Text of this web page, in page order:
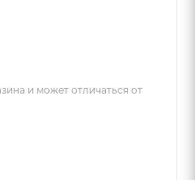
и может отличаться от